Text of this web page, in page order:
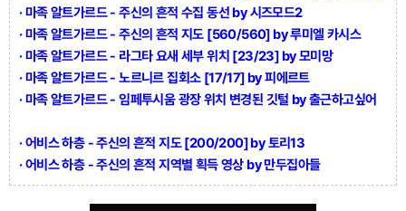
· 마족 알트가르드 - 주신의 흔적 수집 동선 by 시즈모드2
· 마족 알트가르드 - 주신의 흔적 지도 [560/560] by 루미엘 카시스
· 마족 알트가르드 - 라그타 요새 세부 위치 [23/23] by 모미망
· 마족 알트가르드 - 노르니르 집회소 [17/17] by 피에르트
· 마족 알트가르드 - 임페투시움 광장 위치 변경된 깃털 by 출근하고싶어
· 어비스 하층 - 주신의 흔적 지도 [200/200] by 토리13
· 어비스 하층 - 주신의 흔적 지역별 획득 영상 by 만두집아들